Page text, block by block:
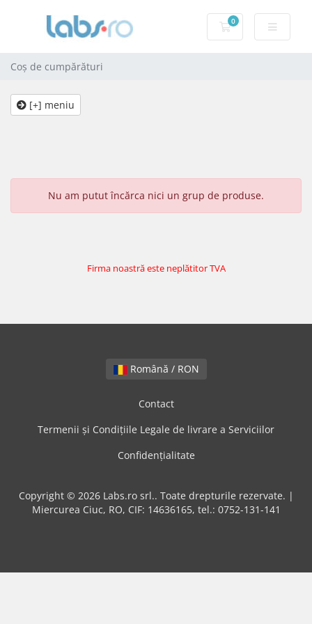
0
Coș de
Coș de cumpărături
[+] meniu
Nu am putut încărca nici un grup de produse.
Firma noastră este neplătitor TVA
Română / RON
Contact
Termenii și Condițiile Legale de livrare a Serviciilor
Confidențialitate
Copyright © 2026 Labs.ro srl.. Toate drepturile rezervate. |
Miercurea Ciuc, RO, CIF: 14636165, tel.: 0752-131-141